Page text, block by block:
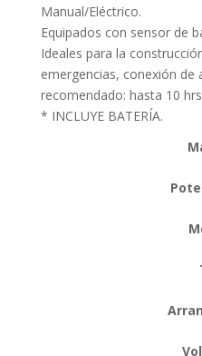
Manual/Eléctrico.
Equipados con sensor de
Ideales para la
emergencias, conexión de
recomendado: hasta 10
* INCLUYE BATERÍA.